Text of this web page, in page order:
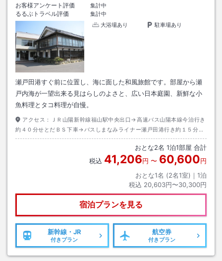
お客様アンケート評価
集計中
るるぶトラベル評価
集計中
大浴場あり
駐車場あり
瀬戸田港すぐ前に位置し、海に面した和風旅館です。部屋から瀬
戸内海が一望出来る見はらしのよさと、広い日本庭園、新鮮な小
魚料理とタコ料理が自慢。
アクセス：
ＪＲ山陽新幹線福山駅中央出口→高速バス山陽本線今治行き
約４０分せとだＢＳ下車→バスしまなみライナー瀬戸田港行き約１５分瀬
戸田港下車→徒歩約３分
おとな2名 1泊1部屋 合計
税込 41,206円 〜 60,600円
おとな1名 (2名1室)｜ 1泊
税込 20,603円〜30,300円
宿泊プランを見る
新幹線・JR
付きプラン
航空券
付きプラン